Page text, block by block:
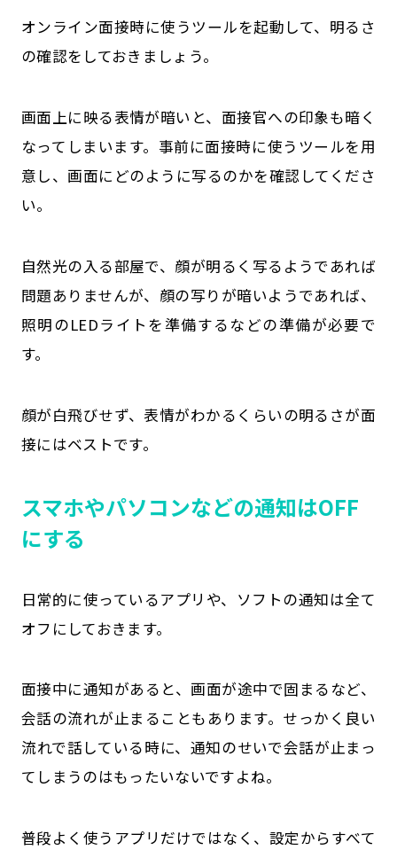
オンライン面接時に使うツールを起動して、明るさ
の確認をしておきましょう。
画面上に映る表情が暗いと、面接官への印象も暗く
なってしまいます。事前に面接時に使うツールを用
意し、画面にどのように写るのかを確認してくださ
い。
自然光の入る部屋で、顔が明るく写るようであれば
問題ありませんが、顔の写りが暗いようであれば、
照明のLEDライトを準備するなどの準備が必要で
す。
顔が白飛びせず、表情がわかるくらいの明るさが面
接にはベストです。
スマホやパソコンなどの通知はOFF
にする
日常的に使っているアプリや、ソフトの通知は全て
オフにしておきます。
面接中に通知があると、画面が途中で固まるなど、
会話の流れが止まることもあります。せっかく良い
流れで話している時に、通知のせいで会話が止まっ
てしまうのはもったいないですよね。
普段よく使うアプリだけではなく、設定からすべて